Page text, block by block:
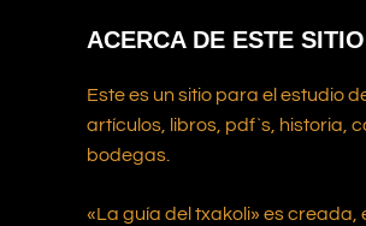
ACERCA DE ESTE SITIO
Este es un sitio para el estudio
artículos, libros, pdf`s, historia,
bodegas.
«La guía del txakoli» es